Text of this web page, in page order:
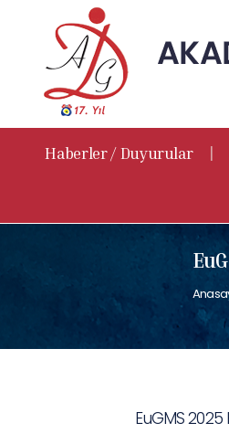
Haberler / Duyurular |
EuGMS